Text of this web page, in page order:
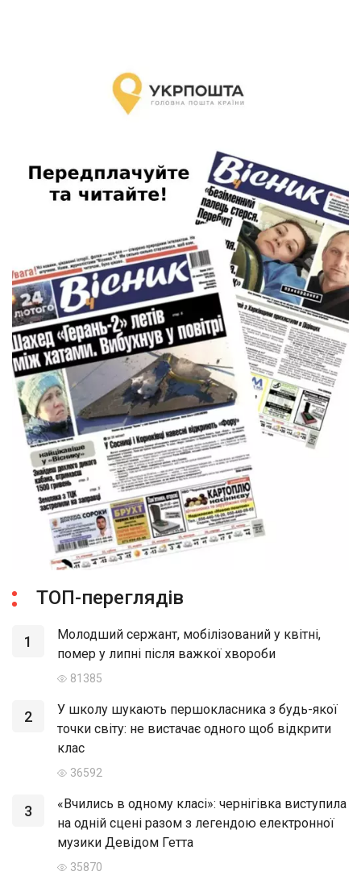
ТОП-переглядів
1
Молодший сержант, мобілізований у квітні,
помер у липні після важкої хвороби
81385
2
У школу шукають першокласника з будь-якої
точки світу: не вистачає одного щоб відкрити
клас
36592
3
«Вчились в одному класі»: чернігівка виступила
на одній сцені разом з легендою електронної
музики Девідом Гетта
35870